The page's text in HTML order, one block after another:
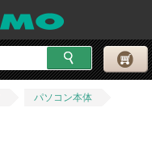
パソコン本体